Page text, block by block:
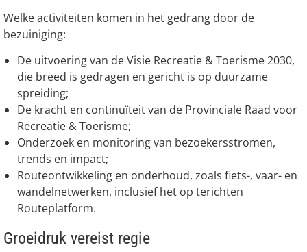
Welke activiteiten komen in het gedrang door de
bezuiniging:
De uitvoering van de Visie Recreatie & Toerisme 2030,
die breed is gedragen en gericht is op duurzame
spreiding;
De kracht en continuïteit van de Provinciale Raad voor
Recreatie & Toerisme;
Onderzoek en monitoring van bezoekersstromen,
trends en impact;
Routeontwikkeling en onderhoud, zoals fiets-, vaar- en
wandelnetwerken, inclusief het op terichten
Routeplatform.
Groeidruk vereist regie